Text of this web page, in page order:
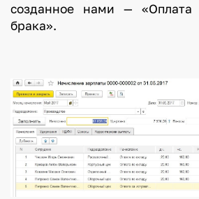
созданное нами — «Оплата
брака».